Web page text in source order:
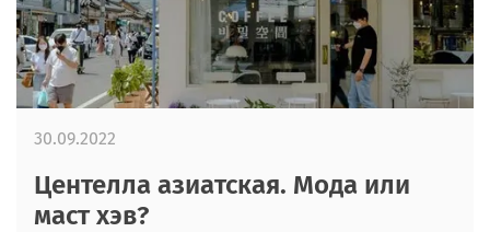
Центелла азиатская. Мода или
маст хэв?
30.09.2022